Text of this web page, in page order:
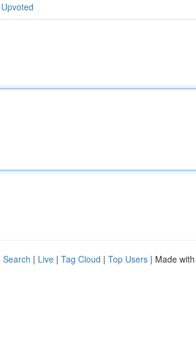
Search | Live | Tag Cloud | Top Users | Made with